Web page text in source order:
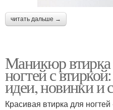
читать дальше →
Маникюр
ногтей с
идеи, новинки и
Красивая втирка для